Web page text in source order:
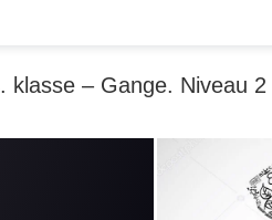
klasse – Gange. Niveau 2